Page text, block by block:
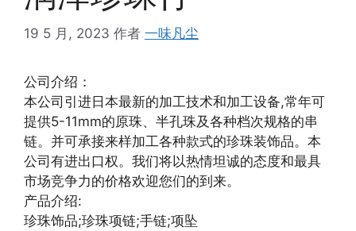
19 5 月, 2023 作者 一味凡尘
公司介绍：
本公司引进日本最新的加工技术和加工设备,常年可
提供5-11mm的原珠、半孔珠及各种档次规格的串
链。并可承接来样加工各种款式的珍珠装饰品。本
公司有进出口权。我们将以热情坦诚的态度和最具
市场竞争力的价格欢迎您们的到来。
产品介绍:
珍珠饰品;珍珠项链;手链;项坠